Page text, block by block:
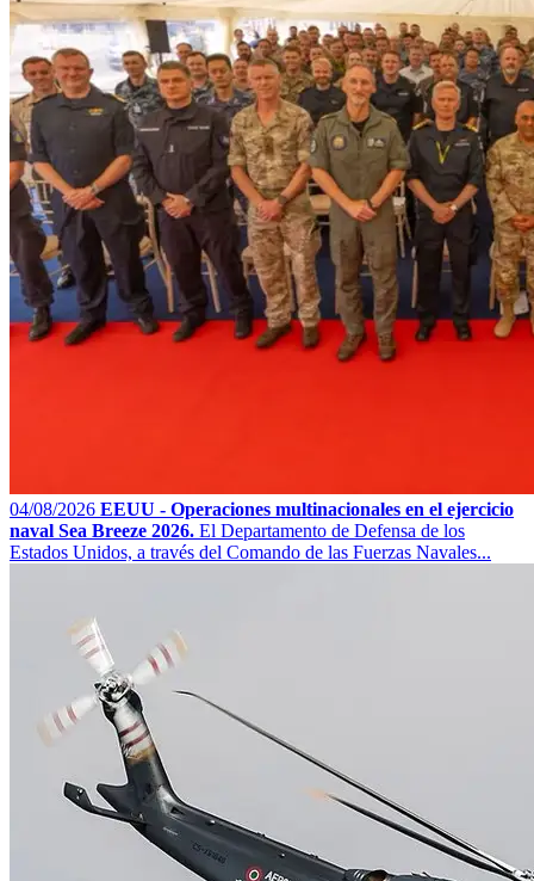
04/08/2026 EEUU - Operaciones multinacionales en el ejercicio
naval Sea Breeze 2026. El Departamento de Defensa de los
Estados Unidos, a través del Comando de las Fuerzas Navales...